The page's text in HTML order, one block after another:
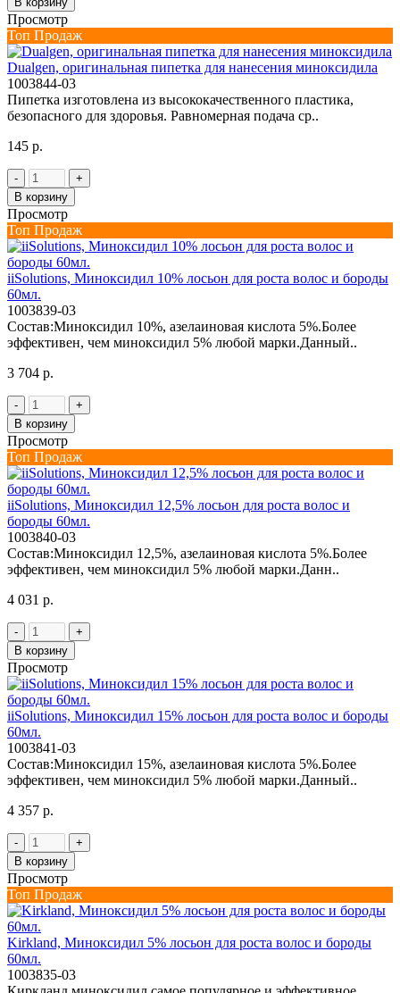
Просмотр
Топ Продаж
Dualgen, оригинальная пипетка для нанесения миноксидила
1003844-03
Пипетка изготовлена из высококачественного пластика,
безопасного для здоровья. Равномерная подача ср..
145 р.
-
+
В корзину
Просмотр
Топ Продаж
iiSolutions, Миноксидил 10% лосьон для роста волос и бороды
60мл.
1003839-03
Состав:Миноксидил 10%, азелаиновая кислота 5%.Более
эффективен, чем миноксидил 5% любой марки.Данный..
3 704 р.
-
+
В корзину
Просмотр
Топ Продаж
iiSolutions, Миноксидил 12,5% лосьон для роста волос и
бороды 60мл.
1003840-03
Состав:Миноксидил 12,5%, азелаиновая кислота 5%.Более
эффективен, чем миноксидил 5% любой марки.Данн..
4 031 р.
-
+
В корзину
Просмотр
iiSolutions, Миноксидил 15% лосьон для роста волос и бороды
60мл.
1003841-03
Состав:Миноксидил 15%, азелаиновая кислота 5%.Более
эффективен, чем миноксидил 5% любой марки.Данный..
4 357 р.
-
+
В корзину
Просмотр
Топ Продаж
Kirkland, Миноксидил 5% лосьон для роста волос и бороды
60мл.
1003835-03